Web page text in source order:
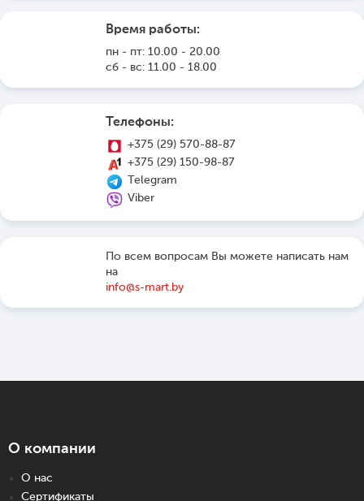
Время работы:
пн - пт: 10.00 - 20.00
сб - вс: 11.00 - 18.00
Телефоны:
+375 (29) 570-88-87
+375 (29) 150-98-87
Telegram
Viber
По всем вопросам Вы можете написать нам
на
info@s-mart.by
О компании
О нас
Сертификаты